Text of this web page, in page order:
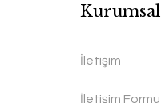
Kurumsal
İletişim
İletişim Formu